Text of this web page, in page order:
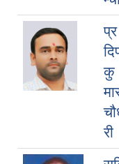
प्र
कु
री